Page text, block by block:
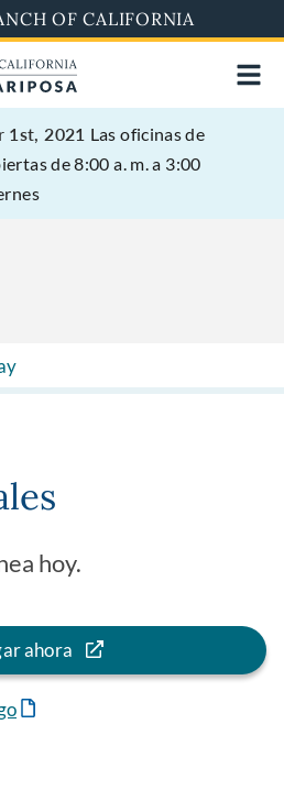
OF CALIFORNIA
2021 Las oficinas de
de 8:00 a. m. a 3:00
hoy.
ahora